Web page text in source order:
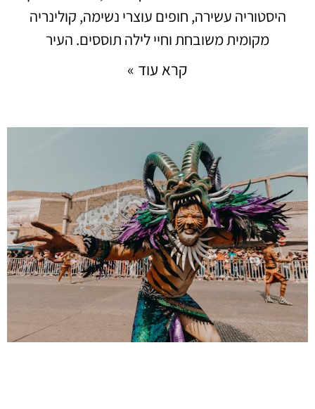
היסטוריה עשירה, חופים עוצרי נשימה, קולינריה
מקומית משובחת וחיי לילה תוססים. העיר
קרא עוד »